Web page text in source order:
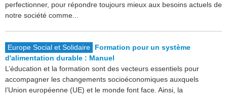
perfectionner, pour répondre toujours mieux aux besoins actuels de
notre société comme...
Europe Social et Solidaire
Formation pour un système
d'alimentation durable : Manuel
L’éducation et la formation sont des vecteurs essentiels pour
accompagner les changements socioéconomiques auxquels
l’Union européenne (UE) et le monde font face. Ainsi, la